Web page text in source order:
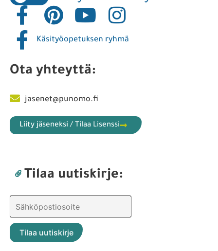
Käsityöopetuksen ryhmä
Ota yhteyttä:
jasenet@punomo.fi
Liity jäseneksi / Tilaa Lisenssi
Tilaa uutiskirje: